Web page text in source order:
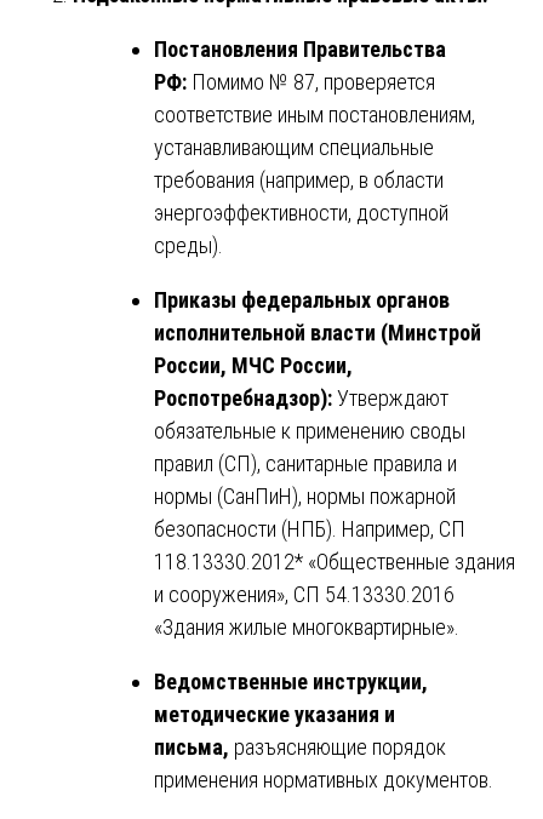
Постановления Правительства
РФ: Помимо № 87, проверяется
соответствие иным постановлениям,
устанавливающим специальные
требования (например, в области
энергоэффективности, доступной
среды).
Приказы федеральных органов
исполнительной власти (Минстрой
России, МЧС России,
Роспотребнадзор):Утверждают
обязательные к применению своды
правил (СП), санитарные правила и
нормы (СанПиН), нормы пожарной
безопасности (НПБ). Например, СП
118.13330.2012* «Общественные здания
и сооружения», СП 54.13330.2016
«Здания жилые многоквартирные».
Ведомственные инструкции,
методические указания и
письма, разъясняющие порядок
применения нормативных документов.